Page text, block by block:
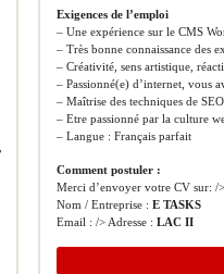
Exigences de l’emploi
– Une expérience sur le CMS
– Très bonne connaissance des
– Créativité, sens artistique,
– Passionné(e) d’internet, vous
– Maîtrise des techniques de
– Etre passionné par la culture
– Langue : Français parfait
Comment postuler :
Merci d’envoyer votre CV sur: /
Nom / Entreprise : E TASKS
Email : /> Adresse : LAC II